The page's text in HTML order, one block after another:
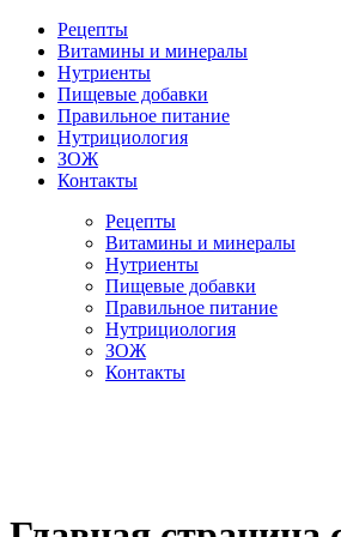
Рецепты
Витамины и минералы
Нутриенты
Пищевые добавки
Правильное питание
Нутрициология
ЗОЖ
Контакты
Рецепты
Витамины и минералы
Нутриенты
Пищевые добавки
Правильное питание
Нутрициология
ЗОЖ
Контакты